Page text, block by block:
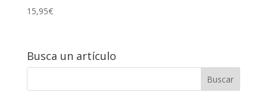
15,95€
Busca un artículo